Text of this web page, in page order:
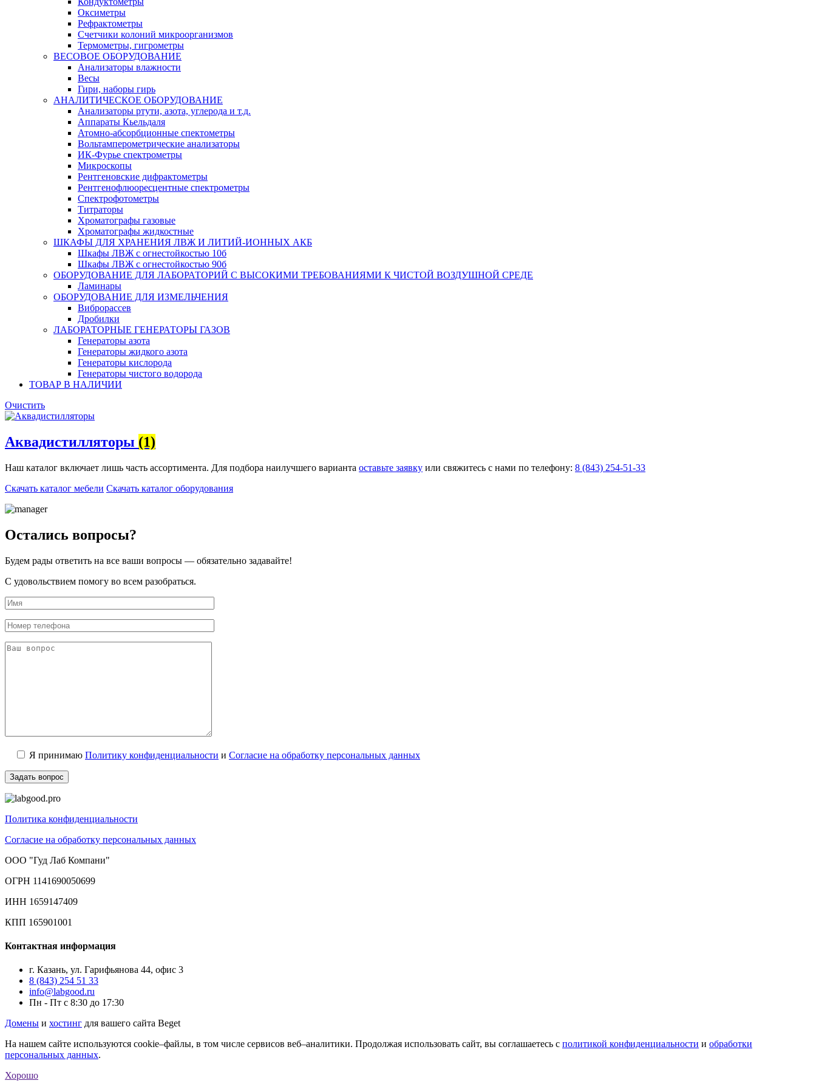
Оксиметры
Рефрактометры
Счетчики колоний микроорганизмов
Термометры, гигрометры
ВЕСОВОЕ ОБОРУДОВАНИЕ
Анализаторы влажности
Весы
Гири, наборы гирь
АНАЛИТИЧЕСКОЕ ОБОРУДОВАНИЕ
Анализаторы ртути, азота, углерода и т.д.
Аппараты Кьельдаля
Атомно-абсорбционные спектометры
Вольтамперометрические анализаторы
ИК-Фурье спектрометры
Микроскопы
Рентгеновские дифрактометры
Рентгенофлюоресцентные спектрометры
Спектрофотометры
Титраторы
Хроматографы газовые
Хроматографы жидкостные
ШКАФЫ ДЛЯ ХРАНЕНИЯ ЛВЖ И ЛИТИЙ-ИОННЫХ АКБ
Шкафы ЛВЖ с огнестойкостью 10б
Шкафы ЛВЖ с огнестойкостью 90б
ОБОРУДОВАНИЕ ДЛЯ ЛАБОРАТОРИЙ С ВЫСОКИМИ ТРЕБОВАНИЯМИ К ЧИСТОЙ ВОЗДУШНОЙ СРЕДЕ
Ламинары
ОБОРУДОВАНИЕ ДЛЯ ИЗМЕЛЬЧЕНИЯ
Виброрассев
Дробилки
ЛАБОРАТОРНЫЕ ГЕНЕРАТОРЫ ГАЗОВ
Генераторы азота
Генераторы жидкого азота
Генераторы кислорода
Генераторы чистого водорода
ТОВАР В НАЛИЧИИ
Очистить
Аквадистилляторы (1)
Наш каталог включает лишь часть ассортимента. Для подбора наилучшего варианта оставьте заявку или свяжитесь с нами по телефону: 8 (843) 254-51-33
Скачать каталог мебели Скачать каталог оборудования
Остались вопросы?
Будем рады ответить на все ваши вопросы — обязательно задавайте!
С удовольствием помогу во всем разобраться.
Я принимаю Политику конфиденциальности и Согласие на обработку персональных данных
Политика конфиденциальности
Согласие на обработку персональных данных
ООО "Гуд Лаб Компани"
ОГРН 1141690050699
ИНН 1659147409
КПП 165901001
Контактная информация
г. Казань, ул. Гарифьянова 44, офис 3
8 (843) 254 51 33
info@labgood.ru
Пн - Пт с 8:30 до 17:30
Домены и хостинг для вашего сайта Beget
На нашем сайте используются cookie–файлы, в том числе сервисов веб–аналитики. Продолжая использовать сайт, вы соглашаетесь с политикой конфиденциальности и обработки
персональных данных.
Хорошо